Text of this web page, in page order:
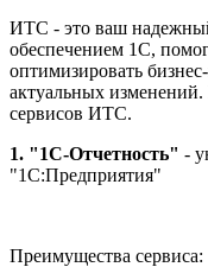
ИТС - это ваш
обеспечением 1С,
оптимизировать
актуальных
сервисов ИТС.
1. "1С-Отчетность" -
"1С:Предприятия"
Преимущества сервиса: